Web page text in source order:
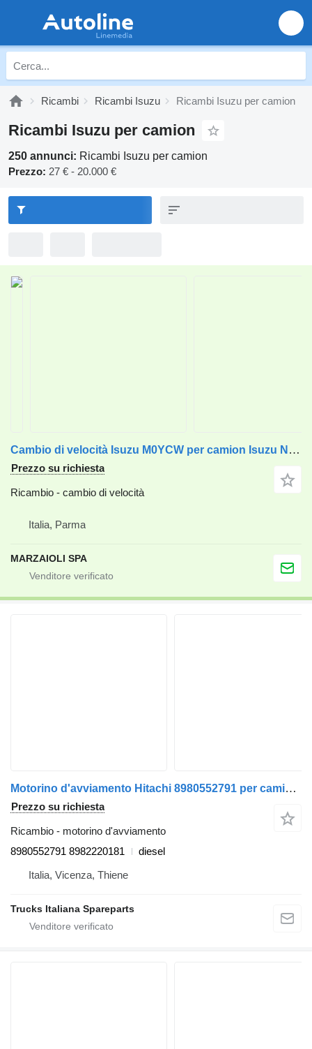
Ricambi Ricambi Isuzu Ricambi Isuzu per camion
Ricambi Isuzu per camion
250 annunci: Ricambi Isuzu per camion
Prezzo: 27 € - 20.000 €
Cambio di velocità Isuzu M0YCW per camion Isuzu Nkr / Npr / Nqr
Prezzo su richiesta
Ricambio - cambio di velocità
Italia, Parma
MARZAIOLI SPA
Motorino d'avviamento Hitachi 8980552791 per camion Isuzu N2R
Prezzo su richiesta
Ricambio - motorino d'avviamento
8980552791 8982220181
diesel
Italia, Vicenza, Thiene
Trucks Italiana Spareparts